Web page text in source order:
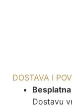
DOSTAVA I
Dostavu